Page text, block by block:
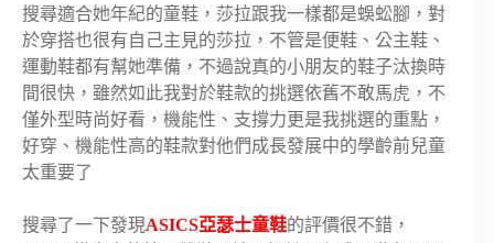
搜尋適合她年紀的童鞋，莎拉跟我一樣都是蜈蚣腳，對
於穿搭也很有自己主見的莎拉，不管是便鞋、公主鞋、
運動鞋都有幫她準備，不過說真的小朋友的鞋子汰換時
間很快，雖然如此我對於鞋款的挑選依舊不敢馬虎，不
僅外型時尚好看，機能性、支撐力更是我挑選的重點，
好穿、機能性高的鞋款對他們成長發展中的學齡前兒童
太重要了
搜尋了一下發現ASICS亞瑟士童鞋的評價很不錯，